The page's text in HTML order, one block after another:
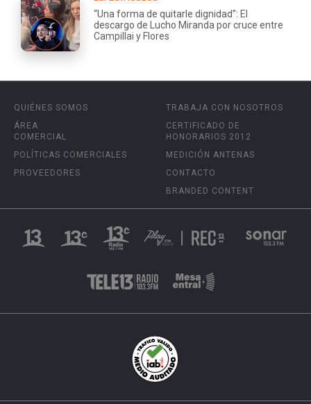
“Una forma de quitarle dignidad”: El
descargo de Lucho Miranda por cruce entre
Campillai y Flores
QUIÉNES SOMOS
ÁREA
COMERCIAL
POLÍTICAS COMERCIALES
PROVEEDORES
TRABAJA CON NOSOTROS
CERTIFICADO DE
HONORARIOS 2012
MEDICIÓN ANTENAS
CONTACTO
BRANDED CONTENT